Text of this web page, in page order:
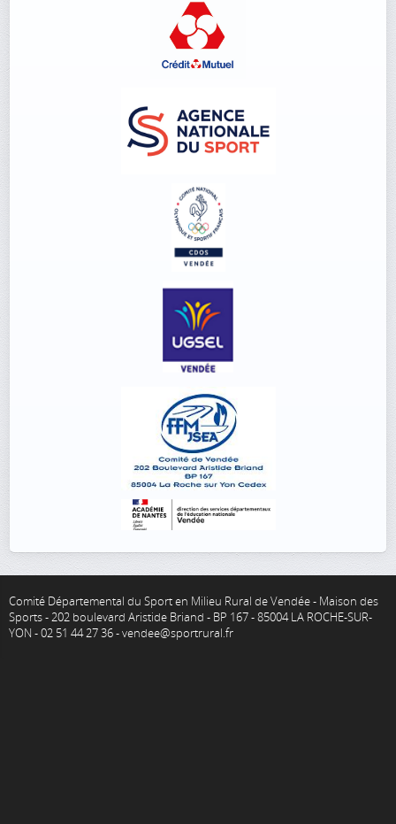
Comité Départemental du Sport en Milieu Rural de Vendée - Maison des
Sports - 202 boulevard Aristide Briand - BP 167 - 85004 LA ROCHE-SUR-
YON - 02 51 44 27 36 - vendee@sportrural.fr